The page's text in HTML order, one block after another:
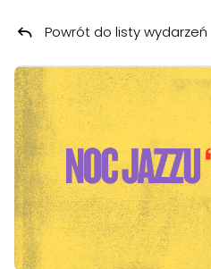
Przeskocz do treści
Powrót do listy wydarzeń